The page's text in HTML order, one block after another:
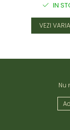
IN
VEZI
Nu